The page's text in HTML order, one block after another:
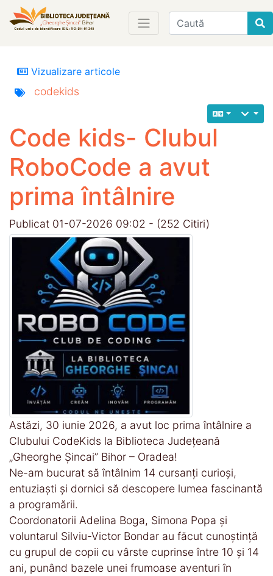
Find
Vizualizare articole
codekids
Code kids- Clubul
RoboCode a avut
prima întâlnire
Publicat 01-07-2026 09:02 - (252 Citiri)
Astăzi, 30 iunie 2026, a avut loc prima întâlnire a
Clubului CodeKids la Biblioteca Județeană
„Gheorghe Șincai” Bihor – Oradea!
Ne-am bucurat să întâlnim 14 cursanți curioși,
entuziaști și dornici să descopere lumea fascinantă
a programării.
Coordonatorii Adelina Boga, Simona Popa și
voluntarul Silviu-Victor Bondar au făcut cunoștință
cu grupul de copii cu vârste cuprinse între 10 și 14
ani, punând bazele unei frumoase aventuri în